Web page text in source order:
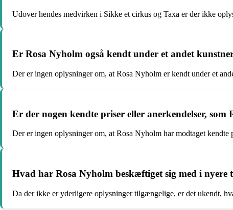
Udover hendes medvirken i Sikke et cirkus og Taxa er der ikke
Er Rosa Nyholm også kendt under et andet
Der er ingen oplysninger om, at Rosa Nyholm er kendt under et
Er der nogen kendte priser eller anerkendelser, som
Der er ingen oplysninger om, at Rosa Nyholm har modtaget kendte
Hvad har Rosa Nyholm beskæftiget sig med i nyere
Da der ikke er yderligere oplysninger tilgængelige, er det ukendt,